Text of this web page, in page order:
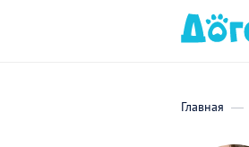
Главная